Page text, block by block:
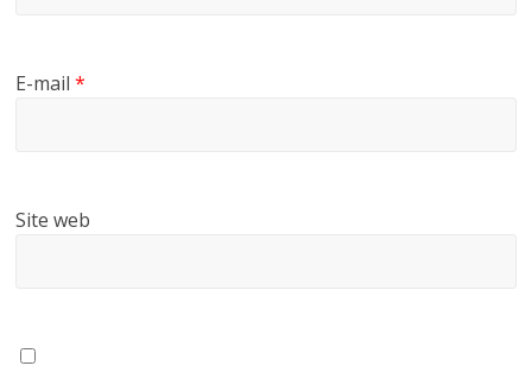
E-mail*
Site web